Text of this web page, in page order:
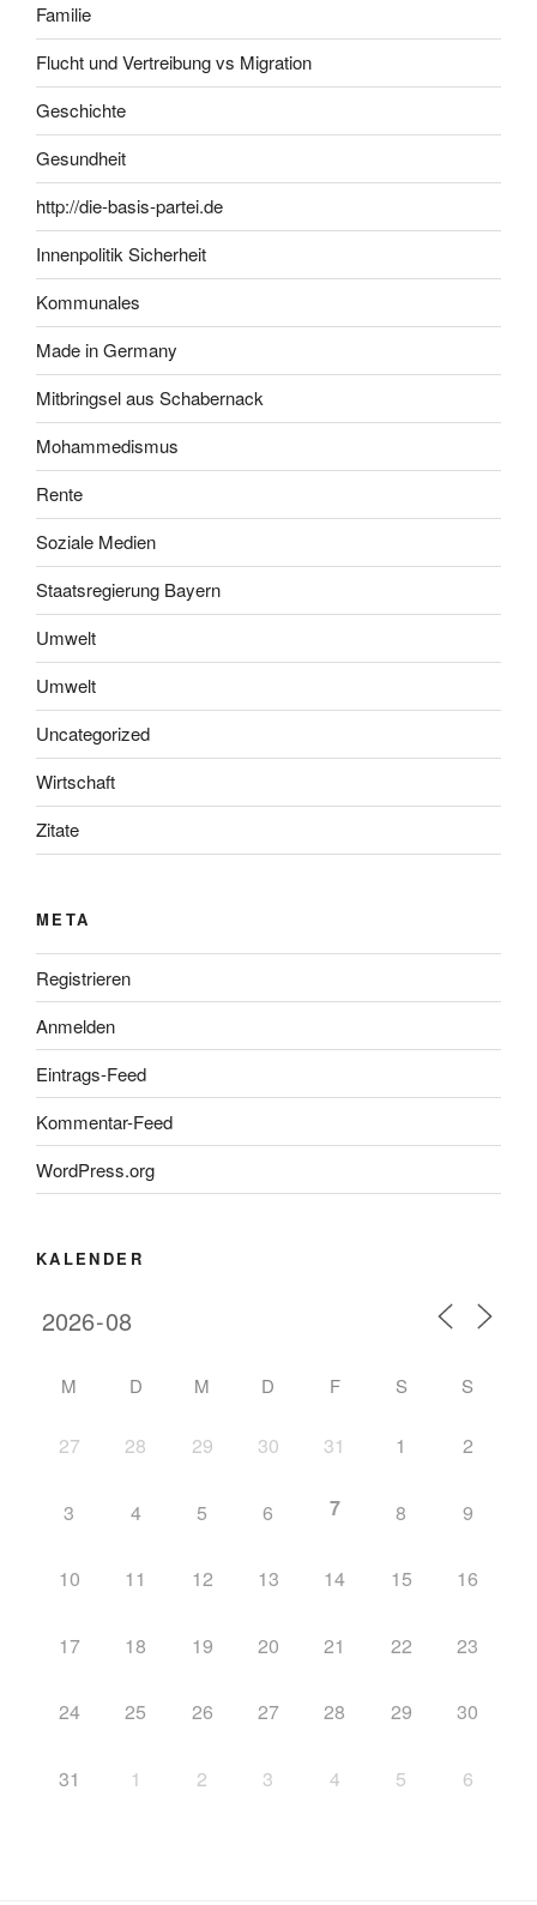
Familie
Flucht und Vertreibung vs Migration
Geschichte
Gesundheit
http://die-basis-partei.de
Innenpolitik Sicherheit
Kommunales
Made in Germany
Mitbringsel aus Schabernack
Mohammedismus
Rente
Soziale Medien
Staatsregierung Bayern
Umwelt
Umwelt
Uncategorized
Wirtschaft
Zitate
META
Registrieren
Anmelden
Eintrags-Feed
Kommentar-Feed
WordPress.org
KALENDER
M D M D F S S
27 28 29 30 31 1 2
3 4 5 6 7 8 9
10 11 12 13 14 15 16
17 18 19 20 21 22 23
24 25 26 27 28 29 30
31 1 2 3 4 5 6